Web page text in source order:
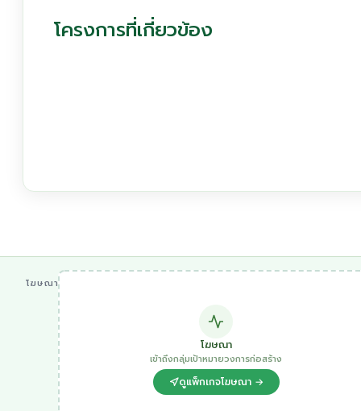
โครงการที่เกี่ยวข้อง
โฆษณา
โฆษณา
เข้าถึงกลุ่มเป้าหมายวงการก่อสร้าง
ดูแพ็กเกจโฆษณา →